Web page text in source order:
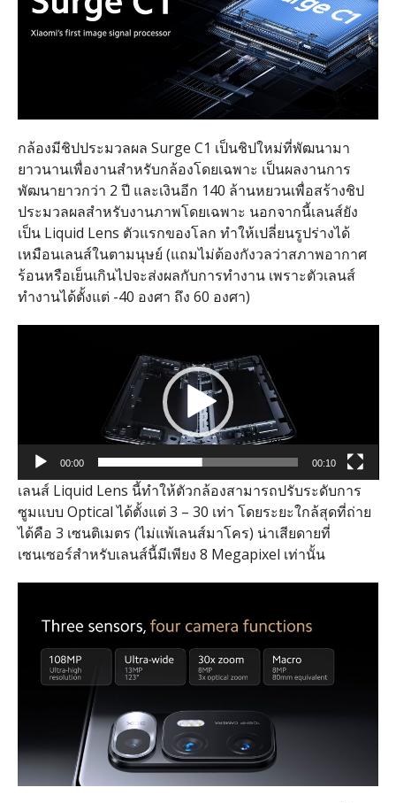
กล้องมีชิปประมวลผล Surge C1 เป็นชิปใหม่ที่พัฒนามา
ยาวนานเพื่องานสำหรับกล้องโดยเฉพาะ เป็นผลงานการ
พัฒนายาวกว่า 2 ปี และเงินอีก 140 ล้านหยวนเพื่อสร้างชิป
ประมวลผลสำหรับงานภาพโดยเฉพาะ นอกจากนี้เลนส์ยัง
เป็น Liquid Lens ตัวแรกของโลก ทำให้เปลี่ยนรูปร่างได้
เหมือนเลนส์ในตามนุษย์ (แถมไม่ต้องกังวลว่าสภาพอากาศ
ร้อนหรือเย็นเกินไปจะส่งผลกับการทำงาน เพราะตัวเลนส์
ทำงานได้ตั้งแต่ -40 องศา ถึง 60 องศา)
00:00 00:10
เลนส์ Liquid Lens นี้ทำให้ตัวกล้องสามารถปรับระดับการ
ซูมแบบ Optical ได้ตั้งแต่ 3 – 30 เท่า โดยระยะใกล้สุดที่ถ่าย
ได้คือ 3 เซนติเมตร (ไม่แพ้เลนส์มาโคร) น่าเสียดายที่
เซนเซอร์สำหรับเลนส์นี้มีเพียง 8 Megapixel เท่านั้น